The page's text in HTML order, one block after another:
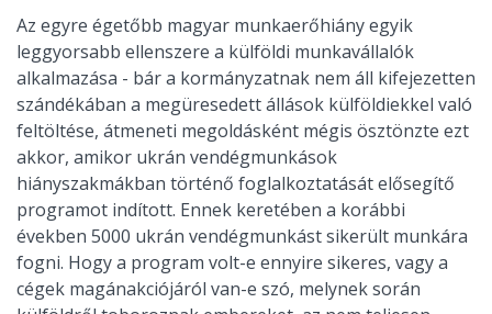
Az egyre égetőbb magyar munkaerőhiány egyik
leggyorsabb ellenszere a külföldi munkavállalók
alkalmazása - bár a kormányzatnak nem áll kifejezetten
szándékában a megüresedett állások külföldiekkel való
feltöltése, átmeneti megoldásként mégis ösztönzte ezt
akkor, amikor ukrán vendégmunkások
hiányszakmákban történő foglalkoztatását elősegítő
programot indított. Ennek keretében a korábbi
években 5000 ukrán vendégmunkást sikerült munkára
fogni. Hogy a program volt-e ennyire sikeres, vagy a
cégek magánakciójáról van-e szó, melynek során